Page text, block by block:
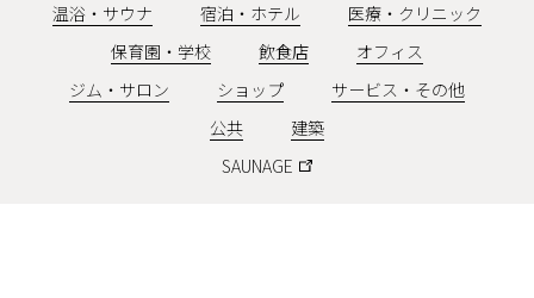
温浴・サウナ
宿泊・ホテル
医療・クリニック
保育園・学校
飲食店
オフィス
ジム・サロン
ショップ
サービス・その他
公共
建築
SAUNAGE